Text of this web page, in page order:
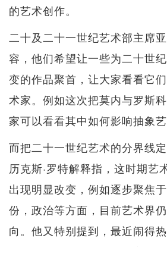
的艺术创作。
二十及二十一世纪艺术部主席
容，他们希望让一些为二十世
变的作品聚首，让大家看看它
术家。例如这次把莫内与罗斯
家可以看看其中如何影响抽象艺
而把二十一世纪艺术的分界线
历克斯·罗特解释指，这时期艺
出现明显改变，例如逐步聚焦
份，政治等方面，目前艺术界
向。他又特别提到，最近闹得